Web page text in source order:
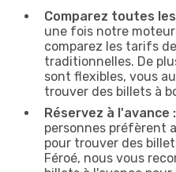
Comparez toutes
une fois notre
comparez les tarifs
traditionnelles. De
sont flexibles, vous
trouver des billets à
Réservez à l'avance :
personnes préfèrent
pour trouver des
Féroé, nous vous